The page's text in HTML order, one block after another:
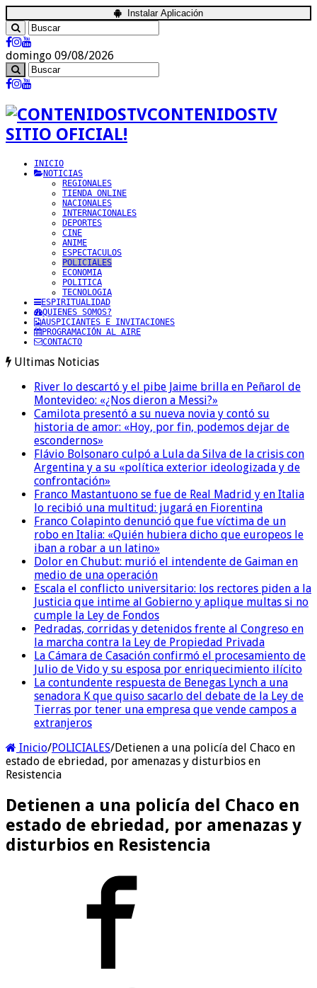
Instalar Aplicación
domingo 09/08/2026
CONTENIDOSTV
SITIO OFICIAL!
INICIO
NOTICIAS
REGIONALES
TIENDA ONLINE
NACIONALES
INTERNACIONALES
DEPORTES
CINE
ANIME
ESPECTACULOS
POLICIALES
ECONOMIA
POLITICA
TECNOLOGIA
ESPIRITUALIDAD
QUIENES SOMOS?
AUSPICIANTES E INVITACIONES
PROGRAMACIÓN AL AIRE
CONTACTO
Ultimas Noticias
River lo descartó y el pibe Jaime brilla en Peñarol de
Montevideo: «¿Nos dieron a Messi?»
Camilota presentó a su nueva novia y contó su
historia de amor: «Hoy, por fin, podemos dejar de
escondernos»
Flávio Bolsonaro culpó a Lula da Silva de la crisis con
Argentina y a su «política exterior ideologizada y de
confrontación»
Franco Mastantuono se fue de Real Madrid y en Italia
lo recibió una multitud: jugará en Fiorentina
Franco Colapinto denunció que fue víctima de un
robo en Italia: «Quién hubiera dicho que europeos le
iban a robar a un latino»
Dolor en Chubut: murió el intendente de Gaiman en
medio de una operación
Escala el conflicto universitario: los rectores piden a la
Justicia que intime al Gobierno y aplique multas si no
cumple la Ley de Fondos
Pedradas, corridas y detenidos frente al Congreso en
la marcha contra la Ley de Propiedad Privada
La Cámara de Casación confirmó el procesamiento de
Julio de Vido y su esposa por enriquecimiento ilícito
La contundente respuesta de Benegas Lynch a una
senadora K que quiso sacarlo del debate de la Ley de
Tierras por tener una empresa que vende campos a
extranjeros
Inicio/POLICIALES/Detienen a una policía del Chaco en
estado de ebriedad, por amenazas y disturbios en
Resistencia
Detienen a una policía del Chaco en
estado de ebriedad, por amenazas y
disturbios en Resistencia